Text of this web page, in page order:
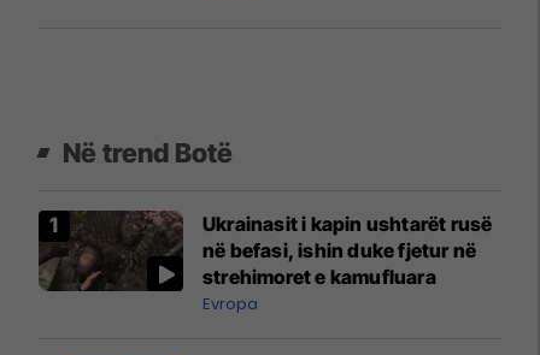
Në trend Botë
Ukrainasit i kapin ushtarët rusë
në befasi, ishin duke fjetur në
strehimoret e kamufluara
Evropa